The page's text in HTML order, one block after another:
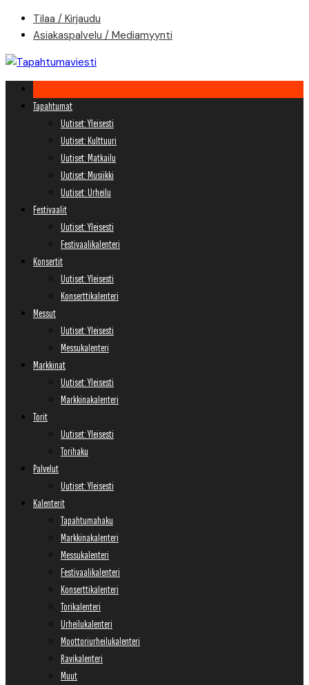
Skip
content
Tilaa / Kirjaudu
Asiakaspalvelu / Mediamyynti
Tapahtumat
Uutiset: Yleisesti
Uutiset: Kulttuuri
Uutiset: Matkailu
Uutiset: Musiikki
Uutiset: Urheilu
Festivaalit
Uutiset: Yleisesti
Festivaalikalenteri
Konsertit
Uutiset: Yleisesti
Konserttikalenteri
Messut
Uutiset: Yleisesti
Messukalenteri
Markkinat
Uutiset: Yleisesti
Markkinakalenteri
Torit
Uutiset: Yleisesti
Torihaku
Palvelut
Uutiset: Yleisesti
Kalenterit
Tapahtumahaku
Markkinakalenteri
Messukalenteri
Festivaalikalenteri
Konserttikalenteri
Torikalenteri
Urheilukalenteri
Moottoriurheilukalenteri
Ravikalenteri
Muut